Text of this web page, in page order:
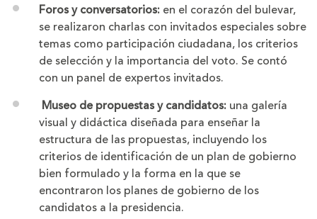
Foros y conversatorios: en el corazón del bulevar,
se realizaron charlas con invitados especiales sobre
temas como participación ciudadana, los criterios
de selección y la importancia del voto. Se contó
con un panel de expertos invitados.
Museo de propuestas y candidatos: una galería
visual y didáctica diseñada para enseñar la
estructura de las propuestas, incluyendo los
criterios de identificación de un plan de gobierno
bien formulado y la forma en la que se
encontraron los planes de gobierno de los
candidatos a la presidencia.